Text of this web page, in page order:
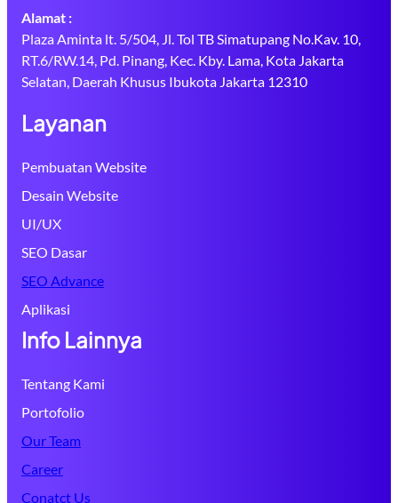
Alamat :
Plaza Aminta lt. 5/504, Jl. Tol TB Simatupang No.Kav. 10,
RT.6/RW.14, Pd. Pinang, Kec. Kby. Lama, Kota Jakarta
Selatan, Daerah Khusus Ibukota Jakarta 12310
Layanan
Pembuatan Website
Desain Website
UI/UX
SEO Dasar
SEO Advance
Aplikasi
Info Lainnya
Tentang Kami
Portofolio
Our Team
Career
Conatct Us